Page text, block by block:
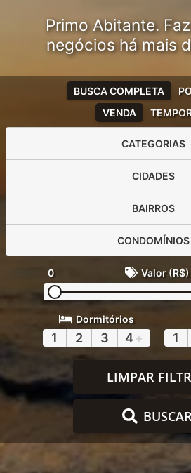
Primo Abitante.
negócios há mais
VENDA
BUSCA COMPLETA
CATEGORIAS
CIDADES
BAIRROS
CONDOMÍNIOS
0 Valor (R$)
Dormitórios
1 2 3 4 + 1
LIMPAR
BUSCAR